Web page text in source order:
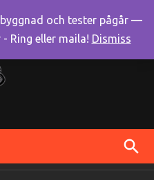
och tester pågår —
Ring eller maila! Dismiss